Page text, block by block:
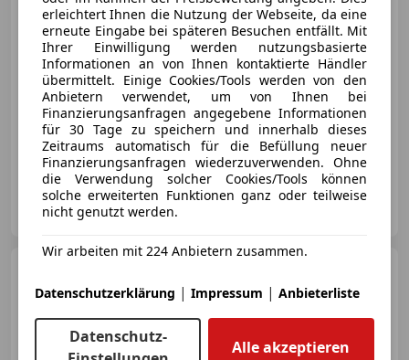
€ 24 990 1
06/2025 15 000 km Benzin 92 kW (125 PS)
4you Store GmbH
AT-4840 Vöcklabruck
EcoBlue ST-Line Aut.
erleichtert Ihnen die Nutzung der Webseite, da eine
erneute Eingabe bei späteren Besuchen entfällt. Mit
Ihrer Einwilligung werden nutzungsbasierte
Informationen an von Ihnen kontaktierte Händler
übermittelt. Einige Cookies/Tools werden von den
Anbietern verwendet, um von Ihnen bei
Finanzierungsanfragen angegebene Informationen
für 30 Tage zu speichern und innerhalb dieses
Zeitraums automatisch für die Befüllung neuer
Finanzierungsanfragen wiederzuverwenden. Ohne
die Verwendung solcher Cookies/Tools können
solche erweiterten Funktionen ganz oder teilweise
nicht genutzt werden.
Wir arbeiten mit 224 Anbietern zusammen.
Datenschutzerklärung | Impressum | Anbieterliste
Datenschutz-
Alle akzeptieren